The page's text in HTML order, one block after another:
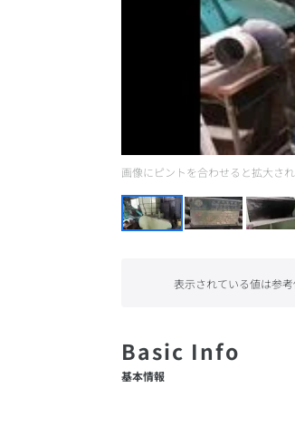
基本情報
画像にピントを合わせると拡大さ
表示されている値は参